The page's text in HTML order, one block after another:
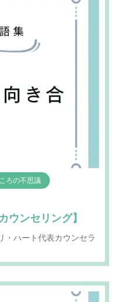
ろの不思議
ウンセリング】
・ハート代表カウンセラ